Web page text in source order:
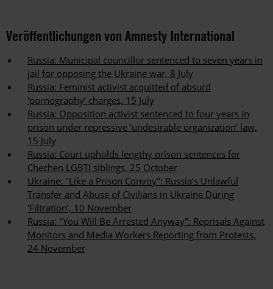
Veröffentlichungen von Amnesty International
Russia: Municipal councillor sentenced to seven years in
jail for opposing the Ukraine war, 8 July
Russia: Feminist activist acquitted of absurd
'pornography’ charges, 15 July
Russia: Opposition activist sentenced to four years in
prison under repressive 'undesirable organization’ law,
15 July
Russia: Court upholds lengthy prison sentences for
Chechen LGBTI siblings, 25 October
Ukraine: "Like a Prison Convoy": Russia’s Unlawful
Transfer and Abuse of Civilians in Ukraine During
'Filtration’, 10 November
Russia: "You Will Be Arrested Anyway": Reprisals Against
Monitors and Media Workers Reporting from Protests,
24 November